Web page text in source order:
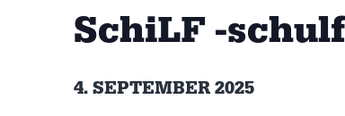
SchiLF -
4. SEPTEMBER 2025